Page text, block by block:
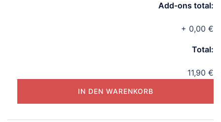
Add-ons total:
+ 0,00 €
Total:
11,90 €
IN DEN WARENKORB